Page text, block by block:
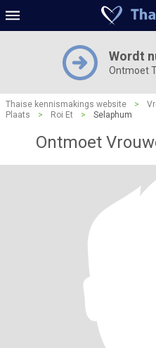
Wordt
Ontmoet
Thaise kennismakings website >
Plaats
> Roi Et > Selaphum
Ontmoet